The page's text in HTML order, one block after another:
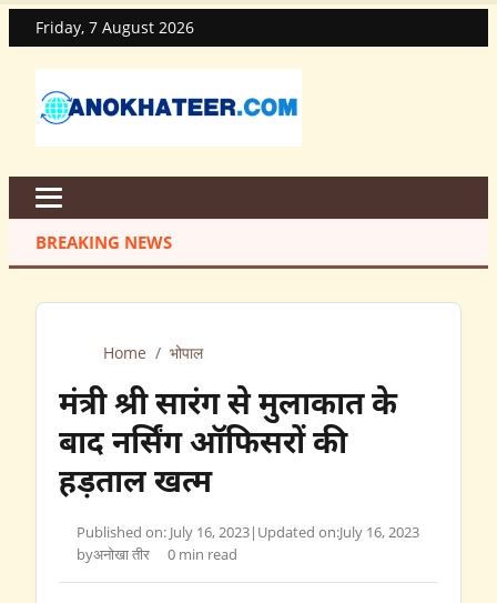
Friday, 7 August 2026
BREAKING NEWS
Home / भोपाल
मंत्री श्री सारंग से मुलाकात के
बाद नर्सिंग ऑफिसरों की
हड़ताल खत्म
Published on: July 16, 2023| Updated on:July 16, 2023
byअनोखा तीर 0 min read